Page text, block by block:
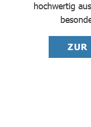
hochwertig
ZUR